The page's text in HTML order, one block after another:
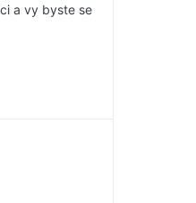
a vy byste se